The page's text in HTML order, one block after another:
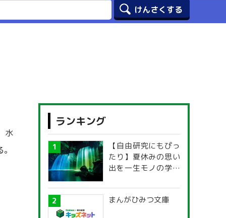
水
ランキング
【自由研究にもぴっ
たり】夏休みの思い
出を一生モノの学び
探究ガイド
まんがひみつ文庫